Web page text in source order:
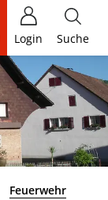
Login Suche
Feuerwehr